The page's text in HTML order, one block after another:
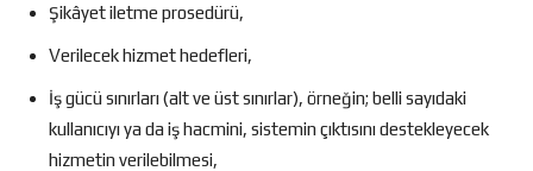
Şikâyet iletme prosedürü,
Verilecek hizmet hedefleri,
İş gücü sınırları (alt ve üst sınırlar), örneğin; belli sayıdaki
kullanıcıyı ya da iş hacmini, sistemin çıktısını destekleyecek
hizmetin verilebilmesi,